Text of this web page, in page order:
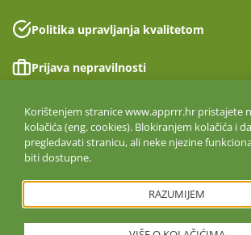
Politika upravljanja kvalitetom
Prijava nepravilnosti
Izjava o pristupačnosti
Politika informacijske sigurnosti
ISO 27001:2022
Korištenjem stranice www.apprrr.hr pristajete
kolačića (eng. cookies). Blokiranjem kolačića i
pregledavati stranicu, ali neke njezine
biti dostupne.
RAZUMIJEM